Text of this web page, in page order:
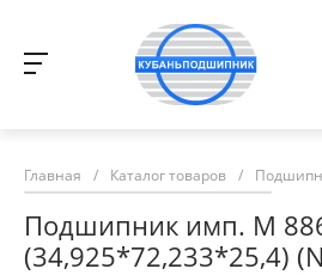
Главная / Каталог товаров /
Подшипник имп. M
(34,925*72,233*25,4)